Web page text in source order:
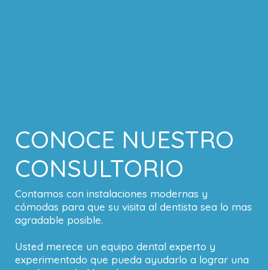
CONOCE NUESTRO
CONSULTORIO
Contamos con instalaciones modernas y
cómodas para que su visita al dentista sea lo mas
agradable posible.
Usted merece un equipo dental experto y
experimentado que pueda ayudarlo a lograr una